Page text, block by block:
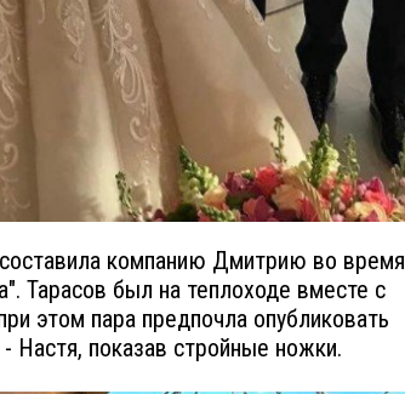
компанию Дмитрию во время
Тарасов был на теплоходе вместе с
этом пара предпочла опубликовать
Настя, показав стройные ножки.